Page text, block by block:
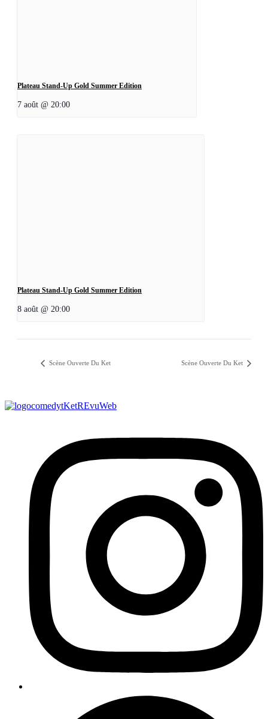
Plateau Stand-Up Gold Summer Edition
7 août @ 20:00
Plateau Stand-Up Gold Summer Edition
8 août @ 20:00
Scène Ouverte Du Ket Scène Ouverte Du Ket